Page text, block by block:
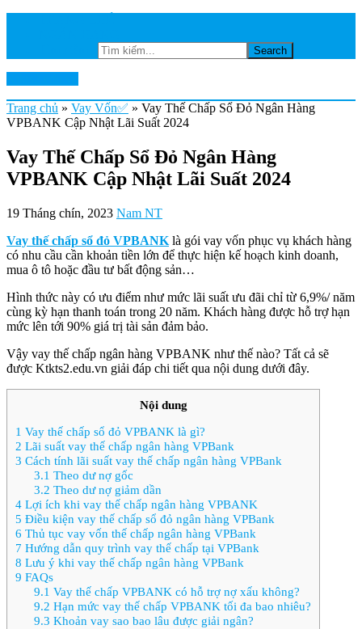
Trang chủ » Vay Vốn✅ » Vay Thế Chấp Sổ Đỏ Ngân Hàng
VPBANK Cập Nhật Lãi Suất 2024
Vay Thế Chấp Sổ Đỏ Ngân Hàng
VPBANK Cập Nhật Lãi Suất 2024
19 Tháng chín, 2023 Nam NT
Vay thế chấp sổ đỏ VPBANK là gói vay vốn phục vụ khách hàng
có nhu cầu cần khoản tiền lớn để thực hiện kế hoạch kinh doanh,
mua ô tô hoặc đầu tư bất động sản…
Hình thức này có ưu điểm như mức lãi suất ưu đãi chỉ từ 6,9%/ năm
cùng kỳ hạn thanh toán trong 20 năm. Khách hàng được hỗ trợ hạn
mức lên tới 90% giá trị tài sản đảm bảo.
Vậy vay thế chấp ngân hàng VPBANK như thế nào? Tất cả sẽ
được Ktkts2.edu.vn giải đáp chi tiết qua nội dung dưới đây.
Nội dung
1 Vay thế chấp sổ đỏ VPBANK là gì?
2 Lãi suất vay thế chấp ngân hàng VPBank
3 Cách tính lãi suất vay thế chấp ngân hàng VPBank
3.1 Theo dư nợ gốc
3.2 Theo dư nợ giảm dần
4 Lợi ích khi vay thế chấp ngân hàng VPBANK
5 Điều kiện vay thế chấp sổ đỏ ngân hàng VPBank
6 Thủ tục vay vốn thế chấp ngân hàng VPBank
7 Hướng dẫn quy trình vay thế chấp tại VPBank
8 Lưu ý khi vay thế chấp ngân hàng VPBank
9 FAQs
9.1 Vay thế chấp VPBANK có hỗ trợ nợ xấu không?
9.2 Hạn mức vay thế chấp VPBANK tối đa bao nhiêu?
9.3 Khoản vay sao bao lâu được giải ngân?